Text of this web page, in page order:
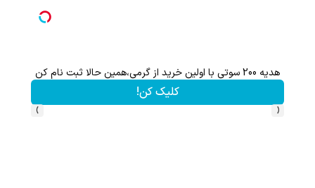
Image failed to load هدیه 200 سوتی با اولین خرید از گرمی،همین حالا ثبت نام کن
کلیک کن!
‹
›